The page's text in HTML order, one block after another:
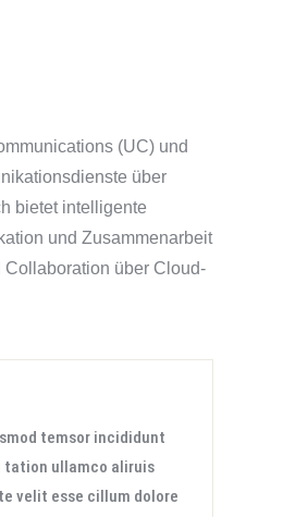
(UC) und
über
bietet intelligente
und Zusammenarbeit
über Cloud-
temsor incididunt
tation ullamco aliruis
velit esse cillum dolore